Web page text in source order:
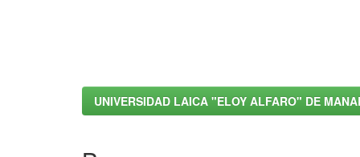
UNIVERSIDAD LAICA "ELOY ALFARO" DE